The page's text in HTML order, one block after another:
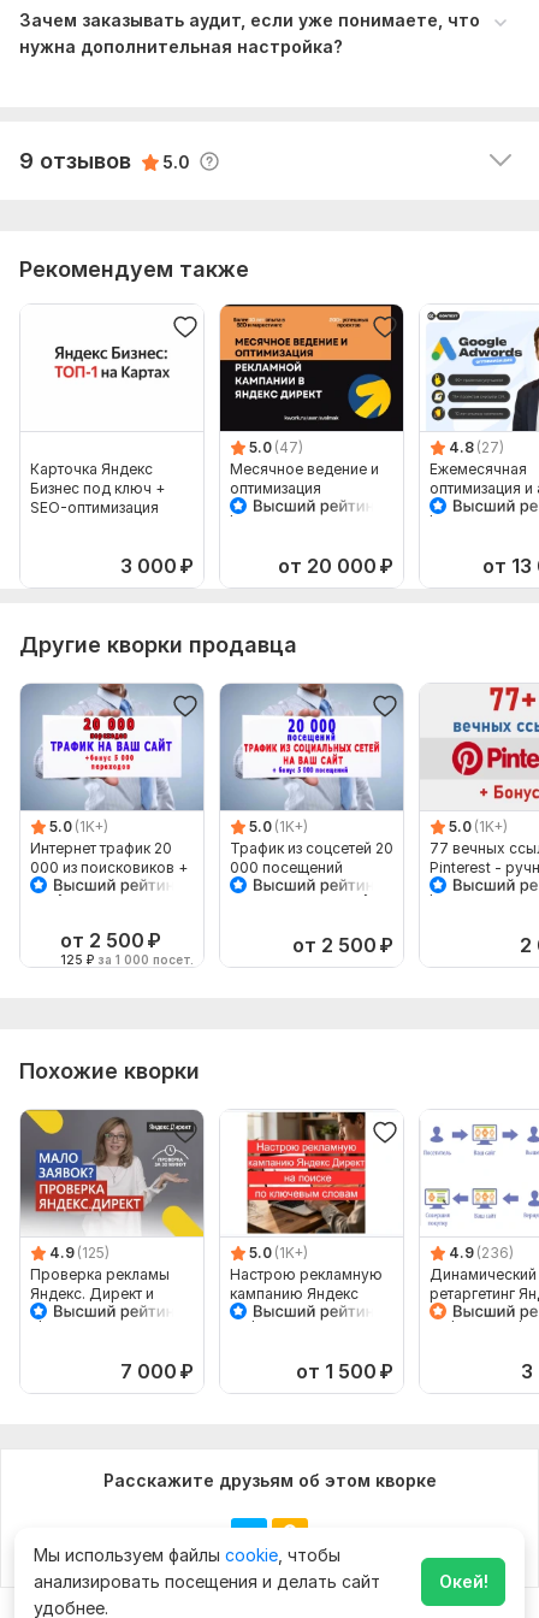
ВАЖНО!!! СМОТРИТЕ КЕЙС 18.jpg
Тип: Аудит и оптимизация
Зачем заказывать аудит, если уже понимаете, что
нужна дополнительная настройка?
9 отзывов 5.0
Leroyik517
Ответ продавца Читать
Рекомендуем также
Карточка Яндекс
Бизнес под ключ +
SEO-оптимизация
3 000 ₽
5.0 (47)
Месячное ведение и
оптимизация
рекламной кампании в
от 20 000 ₽
4.8 (27)
Ежемесячная
оптимизация и
рекламных
от
Другие кворки продавца
5.0 (1K+)
Интернет трафик 20
000 из поисковиков +
бонус 5 тыс
от 2 500 ₽
125 ₽ за 1 000 посет.
5.0 (1K+)
Трафик из соцсетей 20
000 посещений
Вашего сайта+бонус 5
от 2 500 ₽
5.0 (1K+)
77 вечных
Pinterest -
размещение +
2
Похожие кворки
4.9 (125)
Проверка рекламы
Яндекс. Директ и
продаж с сайта
7 000 ₽
5.0 (1K+)
Настрою рекламную
кампанию Яндекс
Директ на поиске по
от 1 500 ₽
4.9 (236)
Динамический
ретаргетинг
Директ.
3
Расскажите друзьям об этом кворке
Мы используем файлы cookie , чтобы
анализировать посещения и делать сайт
удобнее.
Окей!